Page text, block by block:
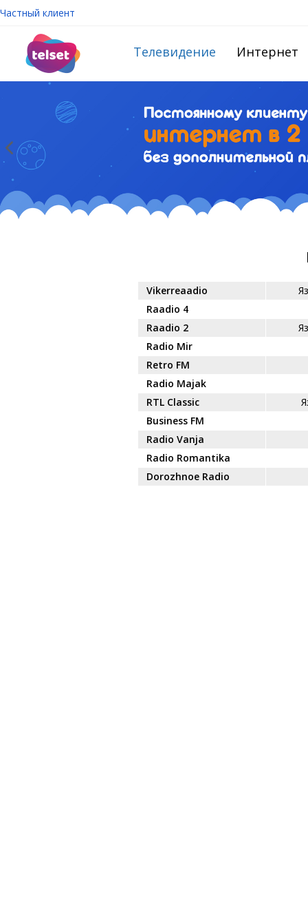
Частный клиент
Телевидение Интернет
Vikerreaadio
Raadio 4
Raadio 2
Radio Mir
Retro FM
Radio Majak
RTL Classic
Business FM
Radio Vanja
Radio Romantika
Dorozhnoe Radio